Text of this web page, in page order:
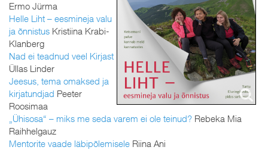
Ermo Jürma
Helle Liht – eesmineja valu
ja õnnistus Kristiina Krabi-
Klanberg
Nad ei teadnud veel Kirjast
Üllas Linder
Jeesus, tema omaksed ja
kirjatundjad Peeter
Roosimaa
„Ühisosa“ – miks me seda varem ei ole teinud? Rebeka Mia
Raihhelgauz
Mentorite vaade läbipõlemisele Riina Ani